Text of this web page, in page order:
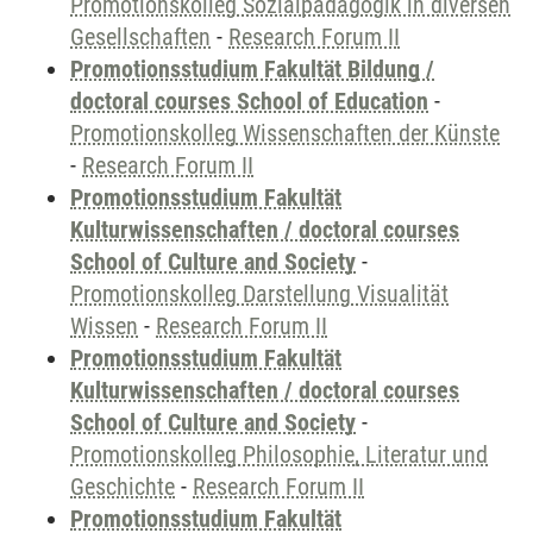
Gesellschaften - Research Forum II
Promotionsstudium Fakultät Bildung /
doctoral courses School of Education -
Promotionskolleg Wissenschaften der Künste
- Research Forum II
Promotionsstudium Fakultät
Kulturwissenschaften / doctoral courses
School of Culture and Society -
Promotionskolleg Darstellung Visualität
Wissen - Research Forum II
Promotionsstudium Fakultät
Kulturwissenschaften / doctoral courses
School of Culture and Society -
Promotionskolleg Philosophie, Literatur und
Geschichte - Research Forum II
Promotionsstudium Fakultät